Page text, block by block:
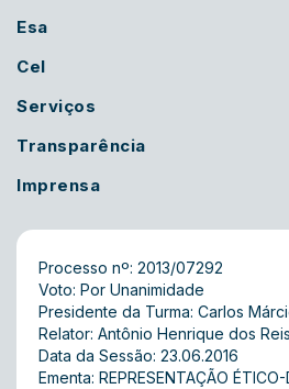
Esa
Cel
Serviços
Transparência
Imprensa
Processo nº: 2013/07292
Voto: Por Unanimidade
Presidente da Turma: Carlos
Relator: Antônio Henrique dos
Data da Sessão: 23.06.2016
Ementa: REPRESENTAÇÃO ÉTICO-